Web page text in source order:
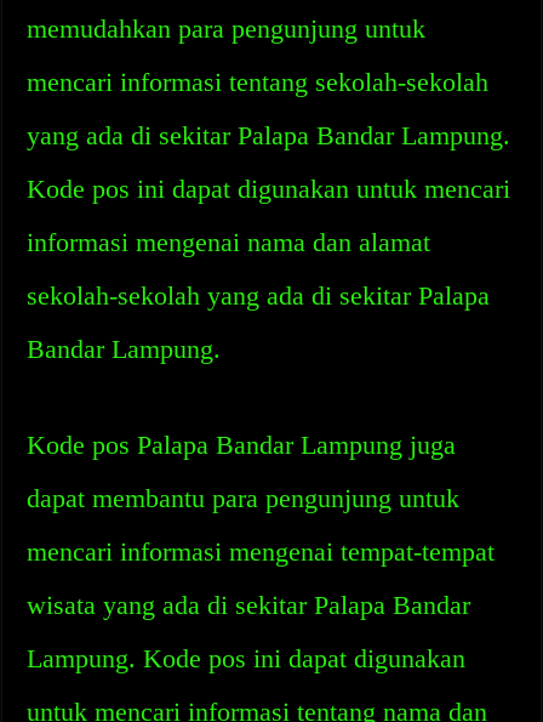
memudahkan para pengunjung untuk
mencari informasi tentang sekolah-sekolah
yang ada di sekitar Palapa Bandar Lampung.
Kode pos ini dapat digunakan untuk mencari
informasi mengenai nama dan alamat
sekolah-sekolah yang ada di sekitar Palapa
Bandar Lampung.
Kode pos Palapa Bandar Lampung juga
dapat membantu para pengunjung untuk
mencari informasi mengenai tempat-tempat
wisata yang ada di sekitar Palapa Bandar
Lampung. Kode pos ini dapat digunakan
untuk mencari informasi tentang nama dan